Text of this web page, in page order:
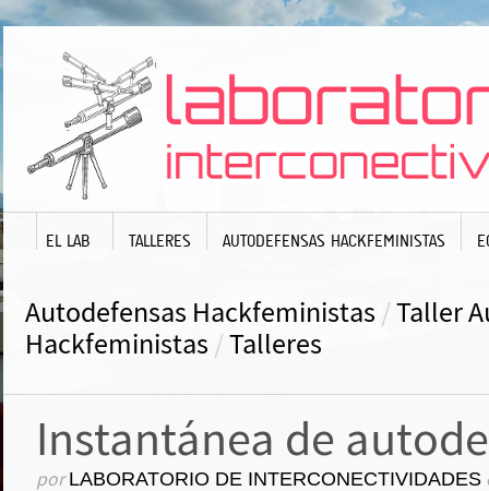
EL LAB TALLERES AUTODEFENSAS HACKFEMINISTAS
Autodefensas Hackfeministas /Taller
Hackfeministas /Talleres
Instantánea de
porLABORATORIO DE INTERCONECTIVIDADES